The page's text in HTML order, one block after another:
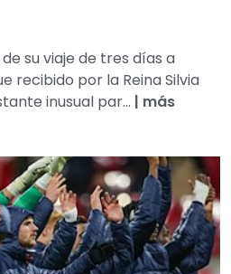
su viaje de tres días a
recibido por la Reina Silvia
inusual par... | más